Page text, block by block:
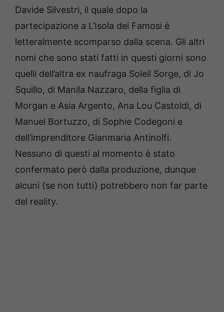
Davide Silvestri, il quale dopo la
partecipazione a L’Isola dei Famosi è
letteralmente scomparso dalla scena. Gli altri
nomi che sono stati fatti in questi giorni sono
quelli dell’altra ex naufraga Soleil Sorge, di Jo
Squillo, di Manila Nazzaro, della figlia di
Morgan e Asia Argento, Ana Lou Castoldi, di
Manuel Bortuzzo, di Sophie Codegoni e
dell’imprenditore Gianmaria Antinolfi.
Nessuno di questi al momento è stato
confermato però dalla produzione, dunque
alcuni (se non tutti) potrebbero non far parte
del reality.